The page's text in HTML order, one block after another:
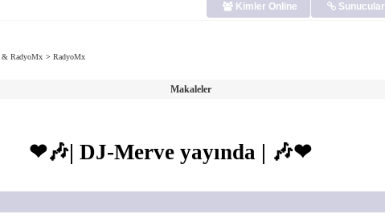
Sunucular
Kimler Online
& RadyoMx > RadyoMx
Makaleler
❤🎶| DJ-Merve yayında | 🎶❤